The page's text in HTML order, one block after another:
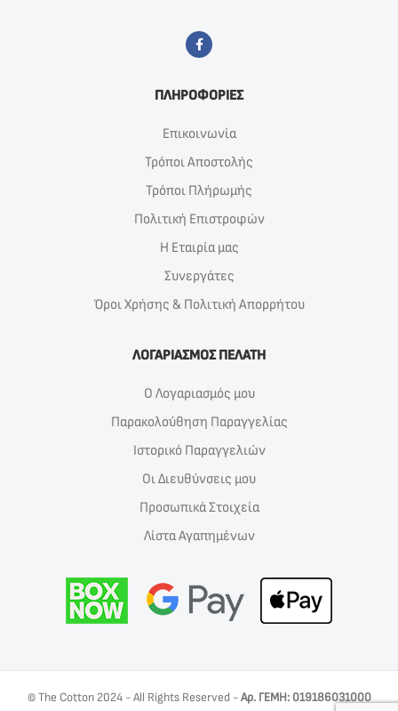
ΠΛΗΡΟΦΟΡΙΕΣ
Επικοινωνία
Τρόποι Αποστολής
Τρόποι Πλήρωμής
Πολιτική Επιστροφών
Η Εταιρία μας
Συνεργάτες
Όροι Χρήσης & Πολιτική Απορρήτου
ΛΟΓΑΡΙΑΣΜΟΣ ΠΕΛΑΤΗ
Ο Λογαριασμός μου
Παρακολούθηση Παραγγελίας
Ιστορικό Παραγγελιών
Οι Διευθύνσεις μου
Προσωπικά Στοιχεία
Λίστα Αγαπημένων
© The Cotton 2024 - All Rights Reserved -Αρ. ΓΕΜΗ: 019186031000